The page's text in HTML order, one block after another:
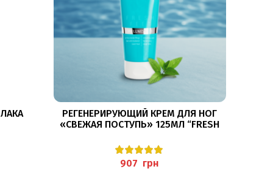
В КОРЗИНУ
РЕГЕНЕРИРУЮЩИЙ КРЕМ ДЛЯ НОГ
«СВЕЖАЯ ПОСТУПЬ» 125МЛ “FRESH
PEDIBAEHR
грн